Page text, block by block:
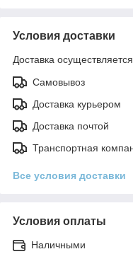
Условия доставки
Доставка
Самовывоз
Доставка курьером
Доставка почтой
Транспортная
Все условия доставки
Условия оплаты
Наличными